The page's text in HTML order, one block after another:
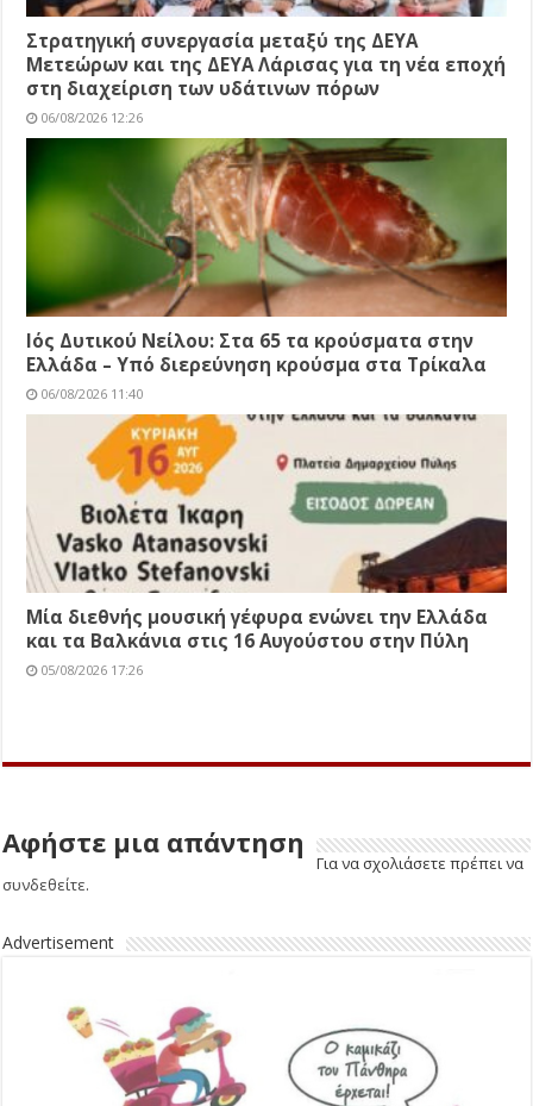
Στρατηγική συνεργασία μεταξύ της ΔΕΥΑ
Μετεώρων και της ΔΕΥΑ Λάρισας για τη νέα εποχή
στη διαχείριση των υδάτινων πόρων
06/08/2026 12:26
Ιός Δυτικού Νείλου: Στα 65 τα κρούσματα στην
Ελλάδα – Υπό διερεύνηση κρούσμα στα Τρίκαλα
06/08/2026 11:40
Μία διεθνής μουσική γέφυρα ενώνει την Ελλάδα
και τα Βαλκάνια στις 16 Αυγούστου στην Πύλη
05/08/2026 17:26
Αφήστε μια απάντηση
Για να σχολιάσετε πρέπει να
συνδεθείτε.
Advertisement